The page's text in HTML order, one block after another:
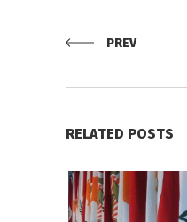
PREV
RELATED POSTS